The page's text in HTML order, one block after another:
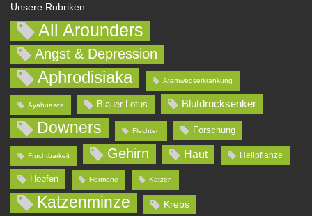
Unsere Rubriken
All Arounders
Angst & Depression
Aphrodisiaka Atemwegserkrankung
Ayahuasca Blauer Lotus Blutdrucksenker
Downers Flechten Forschung
Fruchtbarkeit Gehirn Haut Heilpflanze
Hopfen Hormone Katzen
Katzenminze Krebs